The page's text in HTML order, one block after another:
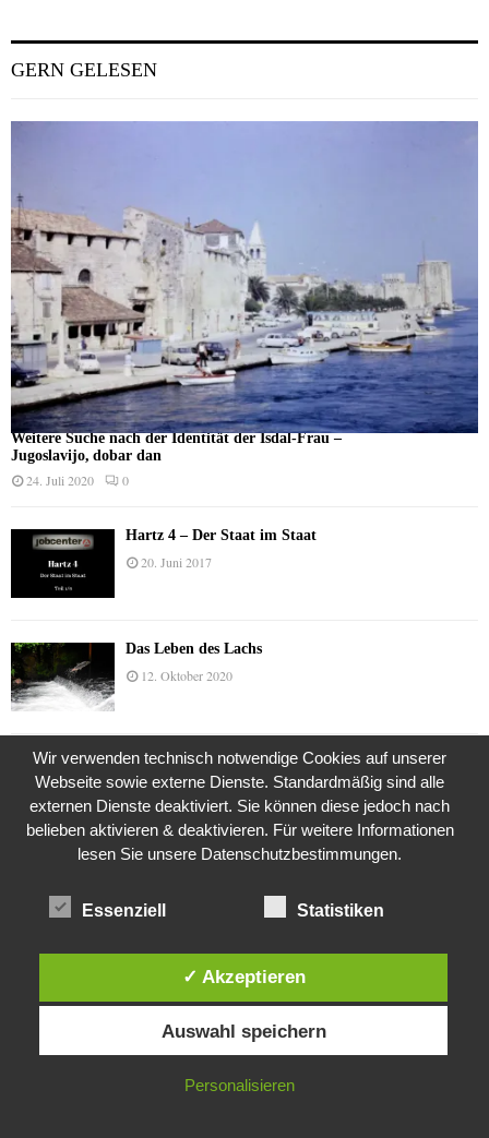
GERN GELESEN
Weitere Suche nach der Identität der Isdal-Frau –
Jugoslavijo, dobar dan
24. Juli 2020 0
Hartz 4 – Der Staat im Staat
20. Juni 2017
Das Leben des Lachs
12. Oktober 2020
Die Geschichte der Kubushäuser
9. Juli 2018
24. November 2015
Die Brexit-Lüge (1/8 Teil)
Diese Website verwendet Cookies. Durch die weitere Nutzung dieser
Website stimmst du der Verwendung von Cookies zu.
IN ORDNUNG
Wir verwenden technisch notwendige Cookies auf unserer
Webseite sowie externe Dienste. Standardmäßig sind alle
externen Dienste deaktiviert. Sie können diese jedoch nach
belieben aktivieren & deaktivieren. Für weitere Informationen
lesen Sie unsere Datenschutzbestimmungen.
Essenziell Statistiken
✓ Akzeptieren
Auswahl speichern
Personalisieren